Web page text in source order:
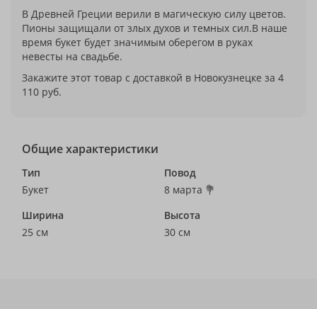
В Древней Греции верили в магическую силу цветов.
Пионы защищали от злых духов и темных сил.В наше
время букет будет значимым оберегом в руках
невесты на свадьбе.
Закажите этот товар с доставкой в Новокузнецке за 4
110 руб.
Общие характеристики
Тип
Букет
Повод
8 марта 💐
Ширина
25 см
Высота
30 см